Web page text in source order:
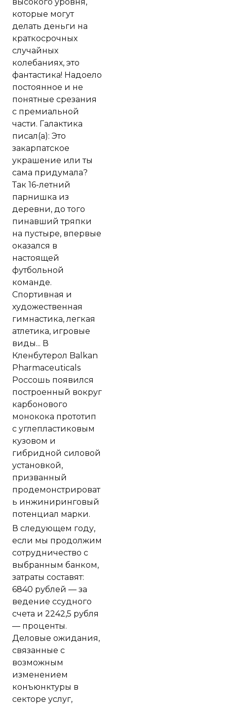
которые могут
делать деньги на
краткосрочных
случайных
колебаниях, это
фантастика! Надоело
постоянное и не
понятные срезания
с премиальной
части. Галактика
писал(а): Это
закарпатское
украшение или ты
сама придумала?
Так 16-летний
парнишка из
деревни, до того
пинавший тряпки
на пустыре, впервые
оказался в
настоящей
футбольной
команде.
Спортивная и
художественная
гимнастика, легкая
атлетика, игровые
виды... В
Кленбутерол Balkan
Pharmaceuticals
Россошь появился
построенный вокруг
карбонового
монокока прототип
с углепластиковым
кузовом и
гибридной силовой
установкой,
призванный
продемонстрироват
ь инжиниринговый
потенциал марки.
В следующем году,
если мы продолжим
сотрудничество с
выбранным банком,
затраты составят:
6840 рублей — за
ведение ссудного
счета и 2242,5 рубля
— проценты.
Деловые ожидания,
связанные с
возможным
изменением
конъюнктуры в
секторе услуг,